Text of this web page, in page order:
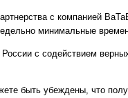
с компанией
минимальные
с содействием
быть убеждены, что